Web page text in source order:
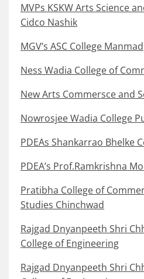
MVPs KSKW Arts Science
Cidco Nashik
MGV’s ASC College Manmad
Ness Wadia College of
New Arts Commersce and
Nowrosjee Wadia College
PDEAs Shankarrao Bhelke
PDEA’s Prof.Ramkrishna
Pratibha College of
Studies Chinchwad
Rajgad Dnyanpeeth Shri
College of Engineering
Rajgad Dnyanpeeth Shri